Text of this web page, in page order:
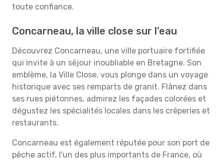
toute confiance.
Concarneau, la ville close sur l'eau
Découvrez Concarneau, une ville portuaire fortifiée
qui invite à un séjour inoubliable en Bretagne. Son
emblème, la Ville Close, vous plonge dans un voyage
historique avec ses remparts de granit. Flânez dans
ses rues piétonnes, admirez les façades colorées et
dégustez les spécialités locales dans les crêperies et
restaurants.
Concarneau est également réputée pour son port de
pêche actif, l'un des plus importants de France, où